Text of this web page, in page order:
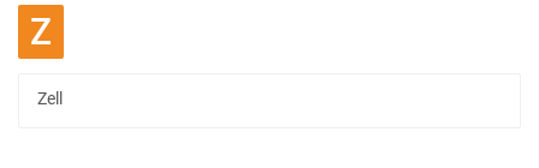
Z
Zell